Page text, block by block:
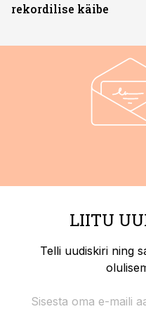
rekordilise käibe
LIITU
Telli uudiskiri ning